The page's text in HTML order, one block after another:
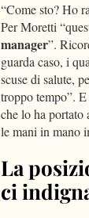
“Come sto? Ho
Per Moretti
manager”.
guarda caso, i
scuse di salute,
troppo tempo”.
che lo ha portato
le mani in mano
La
ci